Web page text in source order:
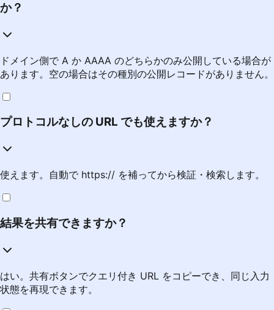
か？
ドメイン側で A か AAAA のどちらかのみ公開している場合が
あります。空の場合はその種別の公開レコードがありません。
プロトコルなしの URL でも使えますか？
使えます。自動で https:// を補ってから検証・検索します。
結果を共有できますか？
はい。共有ボタンでクエリ付き URL をコピーでき、同じ入力
状態を再現できます。